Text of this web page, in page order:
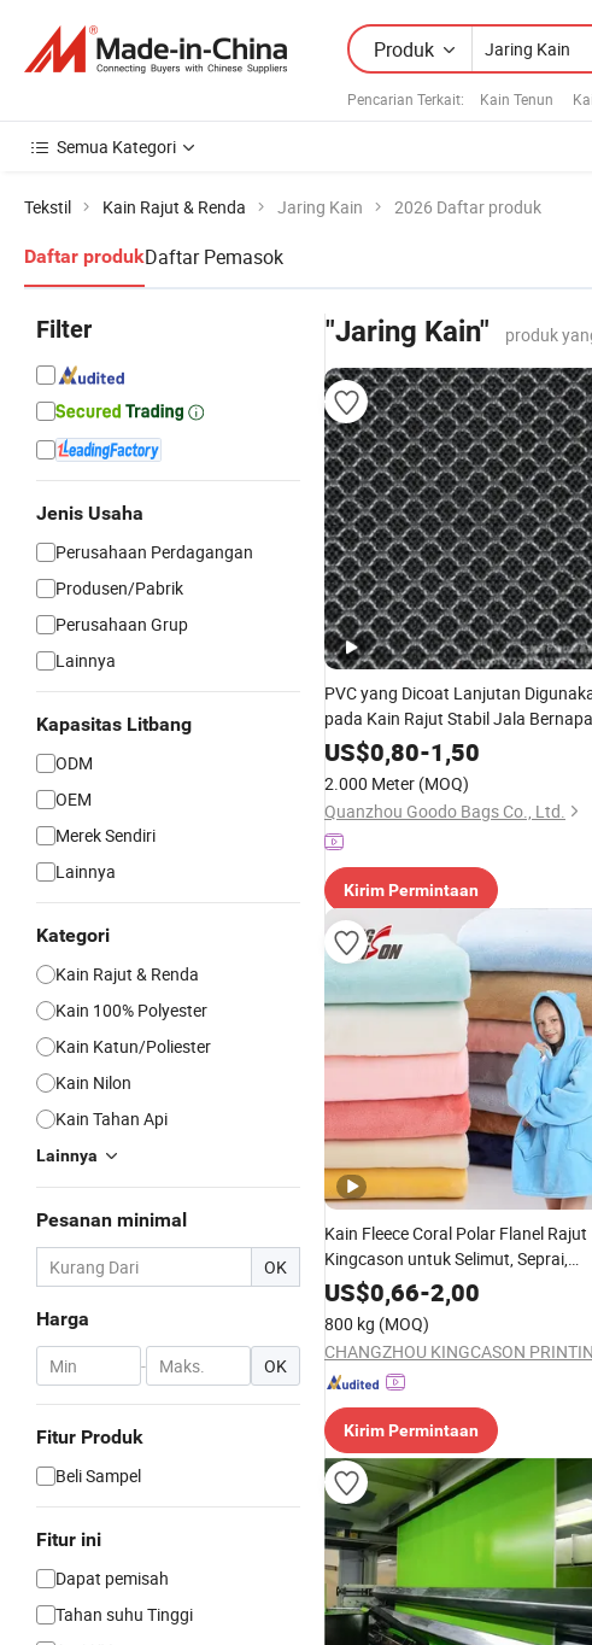
Produk
Pencarian Terkait: Kain Tenun
Semua Kategori
Tekstil Kain Rajut & Renda Jaring Kain 2026 Daftar produk
Daftar produkDaftar Pemasok
Filter
Jenis Usaha
Perusahaan Perdagangan
Produsen/Pabrik
Perusahaan Grup
Lainnya
Kapasitas Litbang
ODM
OEM
Merek Sendiri
Lainnya
Kategori
Kain Rajut & Renda
Kain 100% Polyester
Kain Katun/Poliester
Kain Nilon
Kain Tahan Api
Lainnya
Pesanan minimal
OK
Harga
- OK
Fitur Produk
Beli Sampel
Fitur ini
Dapat pemisah
Tahan suhu Tinggi
"Jaring Kain" produk
PVC yang Dicoat Lanjutan
pada Kain Rajut Stabil Jala
Jala Diperkuat
US$0,80-1,50
2.000 Meter (MOQ)
Quanzhou Goodo Bags Co., Ltd.
Kirim Permintaan
Kain Fleece Coral Polar Flanel Rajut
Kingcason untuk Selimut, Seprai,
Piyama, Tirai Sofa, Tekstil Rumah,
Pelapis, dan Pakaian
US$0,66-2,00
800 kg (MOQ)
Kirim Permintaan